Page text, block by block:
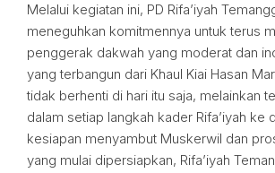
Melalui kegiatan ini, PD Rifa’iyah
meneguhkan komitmennya untuk terus
penggerak dakwah yang moderat dan
yang terbangun dari Khaul Kiai Hasan
tidak berhenti di hari itu saja, melainkan
dalam setiap langkah kader Rifa’iyah ke
kesiapan menyambut Muskerwil dan
yang mulai dipersiapkan, Rifa’iyah